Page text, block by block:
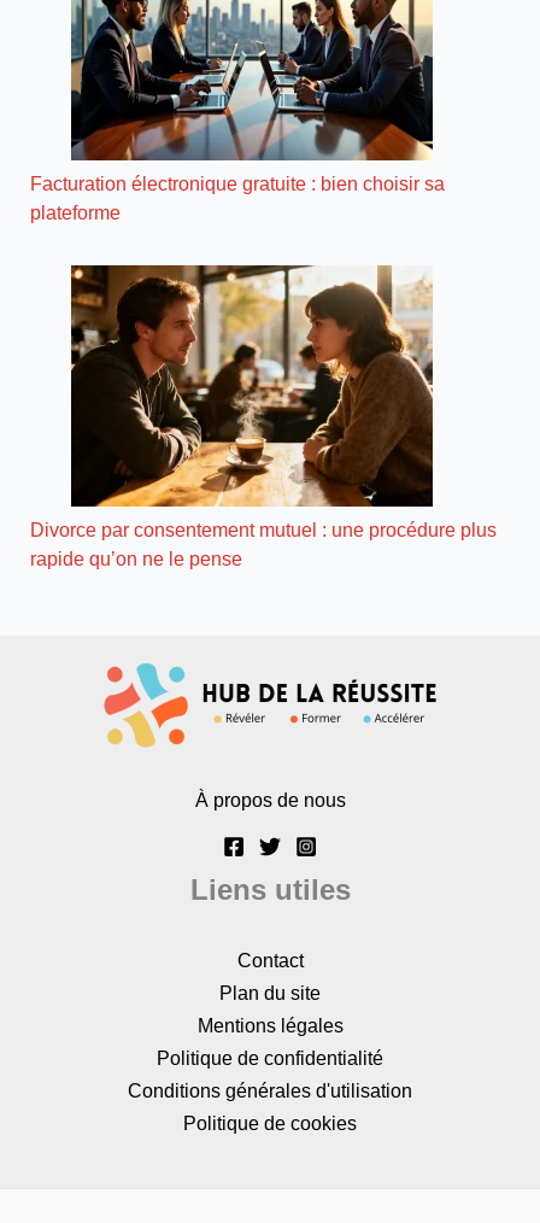
Facturation électronique gratuite : bien choisir sa
plateforme
Divorce par consentement mutuel : une procédure plus
rapide qu’on ne le pense
À propos de nous
Liens utiles
Contact
Plan du site
Mentions légales
Politique de confidentialité
Conditions générales d'utilisation
Politique de cookies